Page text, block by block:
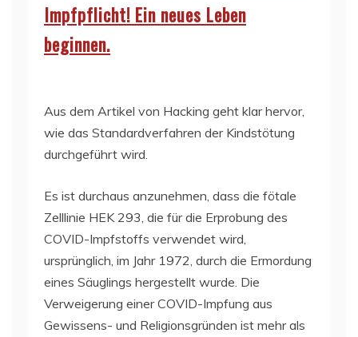
Impfpflicht! Ein neues Leben
beginnen.
Aus dem Artikel von Hacking geht klar hervor,
wie das Standardverfahren der Kindstötung
durchgeführt wird.
Es ist durchaus anzunehmen, dass die fötale
Zelllinie HEK 293, die für die Erprobung des
COVID-Impfstoffs verwendet wird,
ursprünglich, im Jahr 1972, durch die Ermordung
eines Säuglings hergestellt wurde. Die
Verweigerung einer COVID-Impfung aus
Gewissens- und Religionsgründen ist mehr als